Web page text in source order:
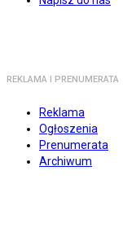
REKLAMA I PRENUMERATA
Reklama
Ogłoszenia
Prenumerata
Archiwum